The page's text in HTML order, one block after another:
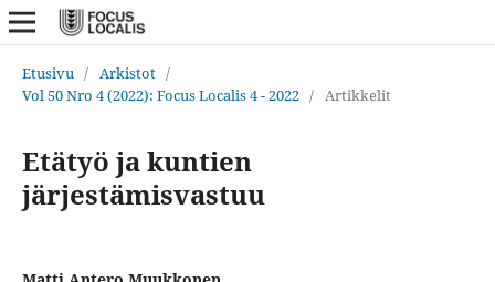
Etusivu / Arkistot /
Vol 50 Nro 4 (2022): Focus Localis 4 - 2022 / Artikkelit
Etätyö ja kuntien
järjestämisvastuu